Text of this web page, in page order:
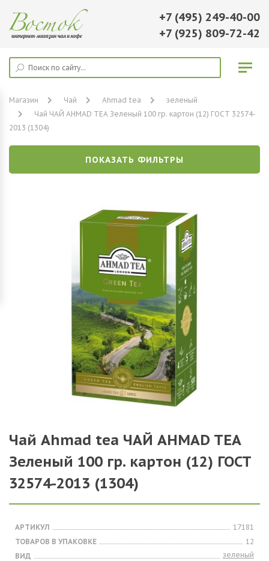
+7 (495) 249-40-00
+7 (925) 809-72-42
Магазин Чай Ahmad tea
зеленый
Чай ЧАЙ AHMAD TEA Зеленый 100 гр. картон (12) ГОСТ 32574-
2013 (1304)
ПОКАЗАТЬ ФИЛЬТРЫ
Чай Ahmad tea ЧАЙ AHMAD TEA
Зеленый 100 гр. картон (12) ГОСТ
32574-2013 (1304)
АРТИКУЛ
17181
ТОВАРОВ В УПАКОВКЕ
12
ВИД
зеленый